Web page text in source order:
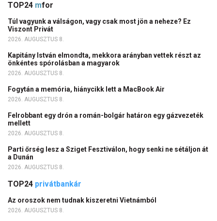
TOP24 mfor
Túl vagyunk a válságon, vagy csak most jön a neheze? Ez
Viszont Privát
2026. AUGUSZTUS 8.
Kapitány István elmondta, mekkora arányban vettek részt az
önkéntes spórolásban a magyarok
2026. AUGUSZTUS 8.
Fogytán a memória, hiánycikk lett a MacBook Air
2026. AUGUSZTUS 8.
Felrobbant egy drón a román-bolgár határon egy gázvezeték
mellett
2026. AUGUSZTUS 8.
Parti őrség lesz a Sziget Fesztiválon, hogy senki ne sétáljon át
a Dunán
2026. AUGUSZTUS 8.
TOP24 privátbankár
Az oroszok nem tudnak kiszeretni Vietnámból
2026. AUGUSZTUS 8.